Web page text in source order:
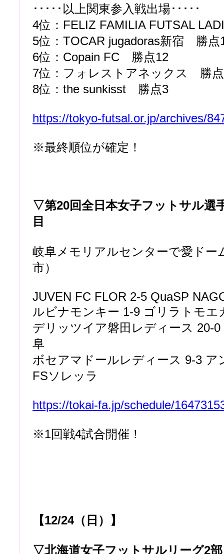
･････以上関東参入戦出場･････
4位：FELIZ FAMILIA FUTSAL
5位：TOCAR jugadoras新宿 勝点
6位：Copain FC 勝点12
7位：フォレストアネックス 勝
8位：the sunkisst 勝点3
https://tokyo-futsal.or.jp/archives/
※最終順位が確定！
▽第20回全日本女子フットサル選
目
岐阜メモリアルセンターで愛ドー
市）
JUVEN FC FLOR 2-5 QuaSP
ルビナモンキー 1-9 ゴリラトモエ
デリッツイア磐田レディース 20-
阜
ボセアマドールレディース 9-3 ア
FSソレッラ
https://tokai-fa.jp/schedule/
※1回戦4試合開催！
【12/24（日）】
▽北海道女子フットサルリーグ2部